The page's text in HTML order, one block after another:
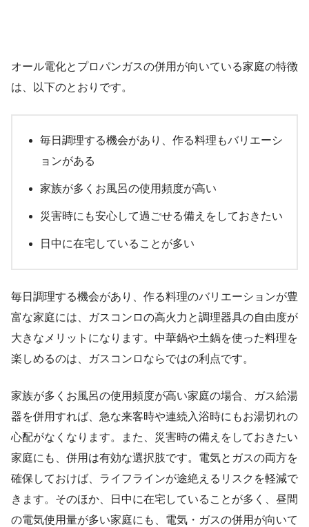
オール電化とプロパンガスの併用が向いている家庭の特徴
は、以下のとおりです。
毎日調理する機会があり、作る料理もバリエーシ
ョンがある
家族が多くお風呂の使用頻度が高い
災害時にも安心して過ごせる備えをしておきたい
日中に在宅していることが多い
毎日調理する機会があり、作る料理のバリエーションが豊
富な家庭には、ガスコンロの高火力と調理器具の自由度が
大きなメリットになります。中華鍋や土鍋を使った料理を
楽しめるのは、ガスコンロならではの利点です。
家族が多くお風呂の使用頻度が高い家庭の場合、ガス給湯
器を併用すれば、急な来客時や連続入浴時にもお湯切れの
心配がなくなります。また、災害時の備えをしておきたい
家庭にも、併用は有効な選択肢です。電気とガスの両方を
確保しておけば、ライフラインが途絶えるリスクを軽減で
きます。そのほか、日中に在宅していることが多く、昼間
の電気使用量が多い家庭にも、電気・ガスの併用が向いて